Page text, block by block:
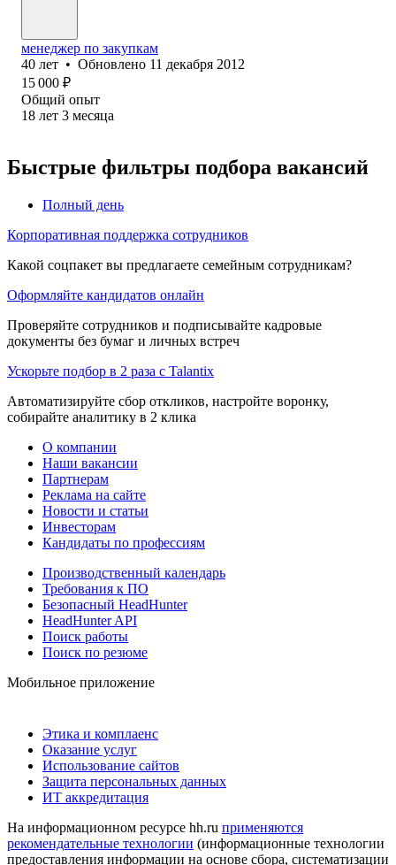
менеджер по закупкам
40 лет • Обновлено 11 декабря 2012
15 000 ₽
Общий опыт
18 лет 3 месяца
Быстрые фильтры подбора вакансий
Полный день
Корпоративная поддержка сотрудников
Какой соцпакет вы предлагаете семейным сотрудникам?
Оформляйте кандидатов онлайн
Проверяйте сотрудников и подписывайте кадровые
документы без бумаг и личных встреч
Ускорьте подбор в 2 раза с Talantix
Автоматизируйте сбор откликов, настройте воронку,
собирайте аналитику в 2 клика
О компании
Наши вакансии
Партнерам
Реклама на сайте
Новости и статьи
Инвесторам
Кандидаты по профессиям
Производственный календарь
Требования к ПО
Безопасный HeadHunter
HeadHunter API
Поиск работы
Поиск по резюме
Мобильное приложение
Этика и комплаенс
Оказание услуг
Использование сайтов
Защита персональных данных
ИТ аккредитация
На информационном ресурсе hh.ru применяются
рекомендательные технологии (информационные технологии
предоставления информации на основе сбора, систематизации